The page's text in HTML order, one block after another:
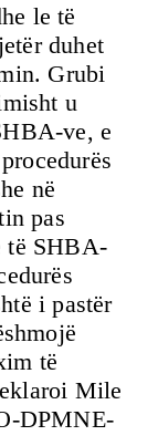
le të
duhet
Grubi
u
ve, e
në
pas
të SHBA-
i pastër
të
Mile
DPMNE-